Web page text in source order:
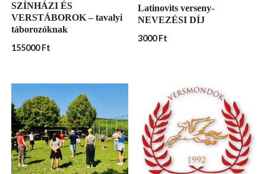
SZÍNHÁZI ÉS
VERSTÁBOROK – tavalyi
táborozóknak
155000Ft
Latinovits verseny-
NEVEZÉSI DÍJ
3000Ft